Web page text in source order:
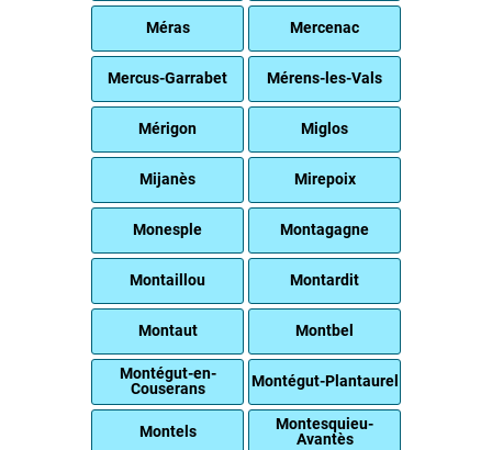
Méras Mercenac
Mercus-Garrabet Mérens-les-Vals
Mérigon Miglos
Mijanès Mirepoix
Monesple Montagagne
Montaillou Montardit
Montaut Montbel
Montégut-en-
Couserans
Montégut-Plantaurel
Montels
Montesquieu-
Avantès